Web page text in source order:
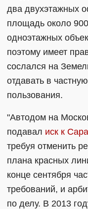
два двухэтажных
площадь около
одноэтажных
поэтому имеет
сослался на
отдавать в
пользования.
"Автодом на
подавал иск к
требуя отменить
плана красных
конце сентября
требований, и
по делу. В 2013